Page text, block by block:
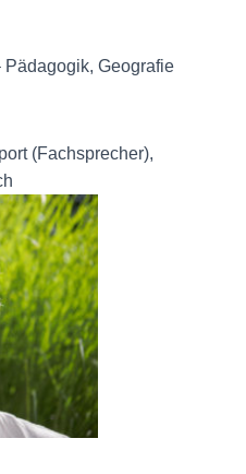
Pädagogik, Geografie
(Fachsprecher),